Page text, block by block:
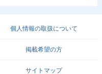
個人情報の取扱について
掲載希望の方
サイトマップ